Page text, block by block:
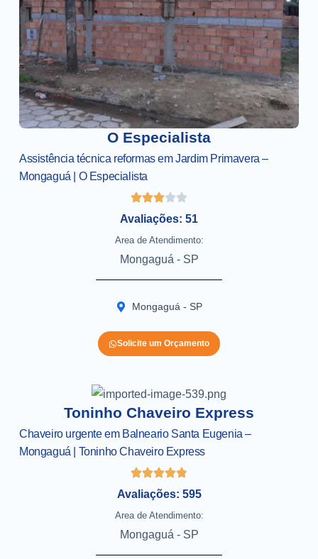
O Especialista
Assistência técnica reformas em Jardim Primavera –
Mongaguá | O Especialista
Avaliações: 51
Area de Atendimento:
Mongaguá - SP
Mongaguá - SP
Solicite um Orçamento
Toninho Chaveiro Express
Chaveiro urgente em Balneario Santa Eugenia –
Mongaguá | Toninho Chaveiro Express
Avaliações: 595
Area de Atendimento:
Mongaguá - SP